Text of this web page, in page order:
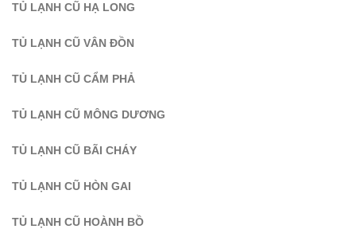
TỦ LẠNH CŨ HẠ LONG
TỦ LẠNH CŨ VÂN ĐỒN
TỦ LẠNH CŨ CẨM PHẢ
TỦ LẠNH CŨ MÔNG DƯƠNG
TỦ LẠNH CŨ BÃI CHÁY
TỦ LẠNH CŨ HÒN GAI
TỦ LẠNH CŨ HOÀNH BỒ